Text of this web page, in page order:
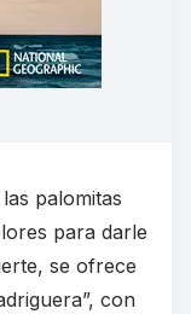
palomitas
para darle
se ofrece
con